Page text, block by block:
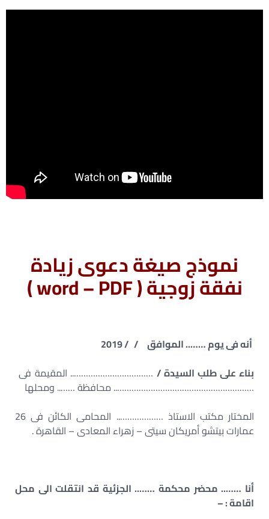
نموذج صيغة دعوى زيادة
نفقة زوجية ( word – PDF )
أنه فى يوم …….. الموافق / / 2019
بناء على طلب السيدة / …………………………….. المقيمة فى
………………………………………………….. محافظة …….. ومحلها
المختار مكتب الاستاذ ……………….. المحامى الكائن فى 26
عمارات بيتشو أمريكان سيتى – زهراء المعادى – القاهرة .
أنا …….. محضر محكمة …….. الجزئية قد انتقلت الى محل
اقامة : –